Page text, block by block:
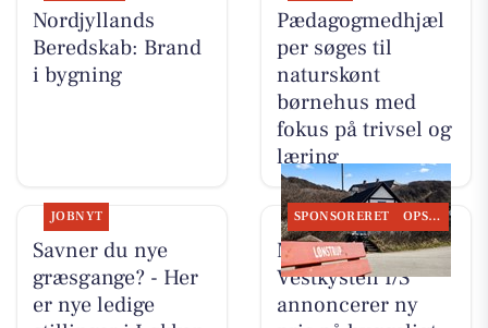
Nordjyllands
Beredskab: Brand
i bygning
Pædagogmedhjæl
per søges til
naturskønt
børnehus med
fokus på trivsel og
læring
JOBNYT
Savner du nye
græsgange? - Her
er nye ledige
SPONSORERET OPSLAGSTAVLEN
Mæglerhuset
Vestkysten I/S
annoncerer ny